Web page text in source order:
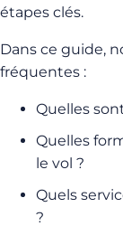
étapes clés.
Dans ce guide,
fréquentes :
Quelles
Quelles
le vol ?
Quels
?